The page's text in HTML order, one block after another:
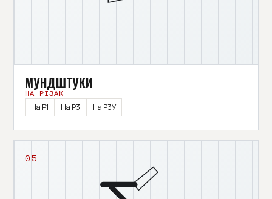
МУНДШТУКИ
НА РІЗАК
На Р1
На Р3 На Р3У
05